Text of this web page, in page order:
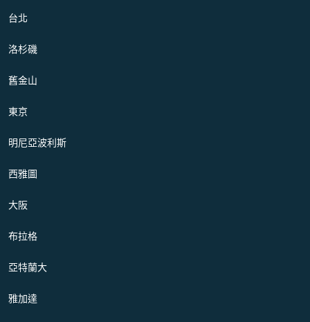
台北
洛杉磯
舊金山
東京
明尼亞波利斯
西雅圖
大阪
布拉格
亞特蘭大
雅加達